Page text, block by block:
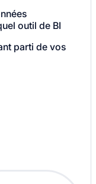
outil de BI
parti de vos